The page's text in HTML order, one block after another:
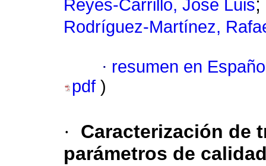
Reyes-Carrillo, José Luis;
Rodríguez-Martínez,
· resumen en
pdf )
·
Caracterización de
parámetros de